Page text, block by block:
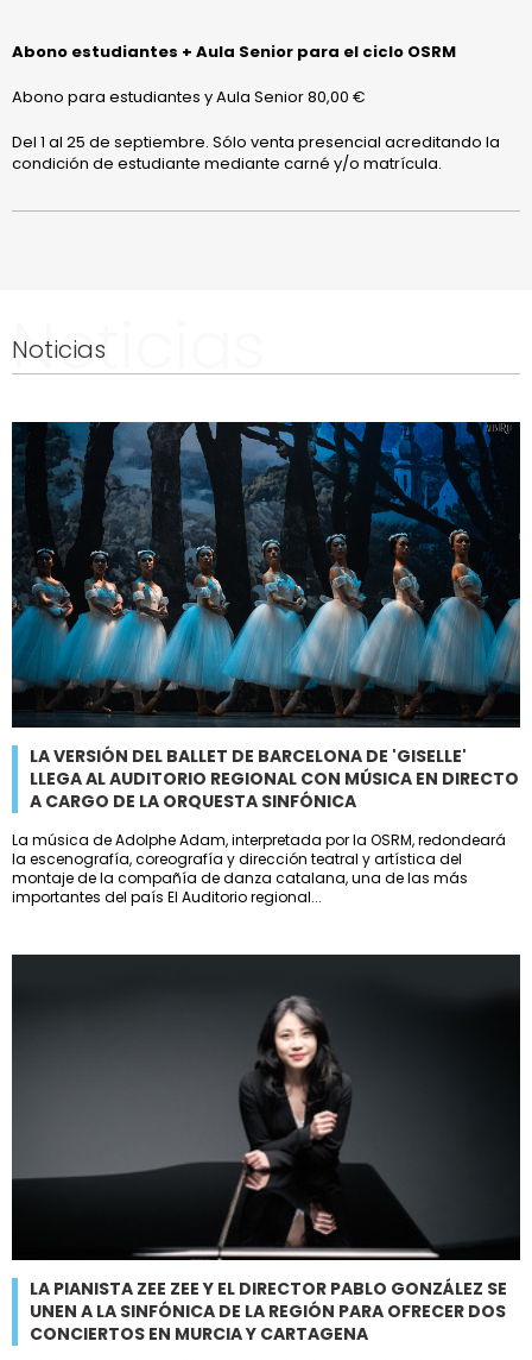
Abono estudiantes + Aula Senior para el ciclo OSRM
Abono para estudiantes y Aula Senior 80,00 €
Del 1 al 25 de septiembre. Sólo venta presencial acreditando la
condición de estudiante mediante carné y/o matrícula.
Noticias
Noticias
LA VERSIÓN DEL BALLET DE BARCELONA DE 'GISELLE'
LLEGA AL AUDITORIO REGIONAL CON MÚSICA EN DIRECTO
A CARGO DE LA ORQUESTA SINFÓNICA
La música de Adolphe Adam, interpretada por la OSRM, redondeará
la escenografía, coreografía y dirección teatral y artística del
montaje de la compañía de danza catalana, una de las más
importantes del país El Auditorio regional...
LA PIANISTA ZEE ZEE Y EL DIRECTOR PABLO GONZÁLEZ SE
UNEN A LA SINFÓNICA DE LA REGIÓN PARA OFRECER DOS
CONCIERTOS EN MURCIA Y CARTAGENA